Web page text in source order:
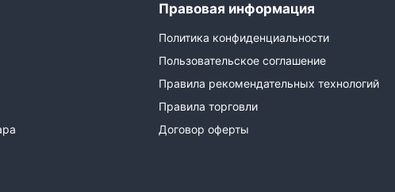
Правовая информация
Политика конфиденциальности
Пользовательское соглашение
Правила рекомендательных технологий
Правила торговли
Договор оферты